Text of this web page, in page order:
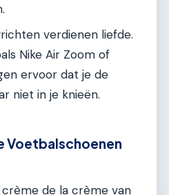
verdienen liefde.
Nike Air Zoom of
ervoor dat je de
niet in je knieën.
Voetbalschoenen
de la crème van